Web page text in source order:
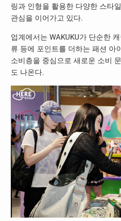
링과 인형을 활용한 다양한 스타
관심을 이어가고 있다.
업계에서는 WAKUKU가 단순한
류 등에 포인트를 더하는 패션 아
소비층을 중심으로 새로운 소비
도 나온다.